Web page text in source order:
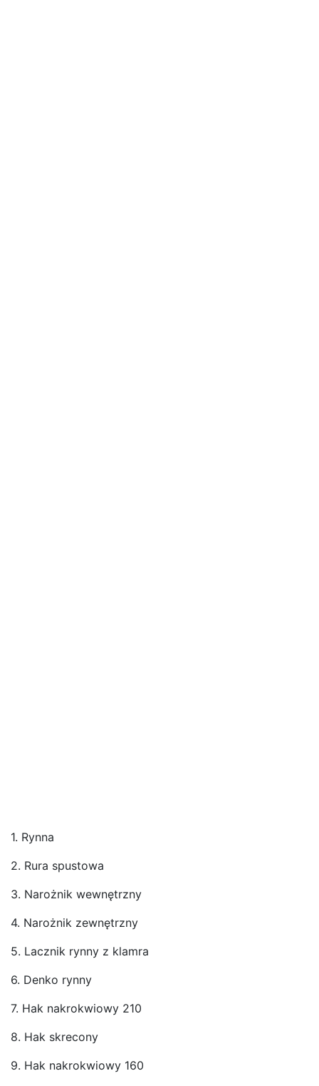
1. Rynna
2. Rura spustowa
3. Narożnik wewnętrzny
4. Narożnik zewnętrzny
5. Lacznik rynny z klamra
6. Denko rynny
7. Hak nakrokwiowy 210
8. Hak skrecony
9. Hak nakrokwiowy 160